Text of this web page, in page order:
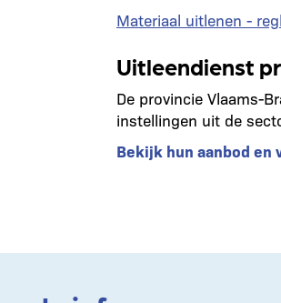
Materiaal uitlenen -
Uitleendienst
De provincie Vlaams-
instellingen uit de
Bekijk hun aanbod en